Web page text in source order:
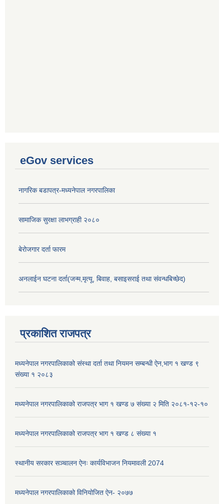
eGov services
नागरिक बडापत्र-मध्यनेपाल नगरपालिका
सामाजिक सुरक्षा लाभग्राही २०८०
बेरोजगार दर्ता फारम
अनलाईन घटना दर्ता(जन्म,मृत्यू, बिवाह, बसाइसराई तथा संवन्धबिच्छेद)
प्रकाशित राजपत्र
मध्यनेपाल नगरपालिकाको संस्था दर्ता तथा नियमन सम्बन्धी ऐन,भाग १ खण्ड ९
संख्या १ २०८३
मध्यनेपाल नगरपालिकाको राजपत्र भाग १ खण्ड ७ संख्या २ मिति २०८१-१२-१०
मध्यनेपाल नगरपालिकाको राजपत्र भाग १ खण्ड ८ संख्या १
स्थानीय सरकार सञ्चालन ऐनः कार्यविभाजन नियमावली 2074
मध्यनेपाल नगरपालिकाको विनियोजित ऐन- २०७७